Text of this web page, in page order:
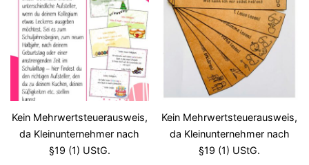
Kein Mehrwertsteuerausweis,
da Kleinunternehmer nach
§19 (1) UStG.
Kein Mehrwertsteuerausweis,
da Kleinunternehmer nach
§19 (1) UStG.